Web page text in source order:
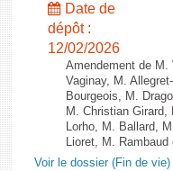
Date de
dépôt :
12/02/2026
Amendement de
Vaginay, M.
Bourgeois, M.
M. Christian
Lorho, M. Ballard,
Lioret, M.
Voir le dossier (Fin de vie)